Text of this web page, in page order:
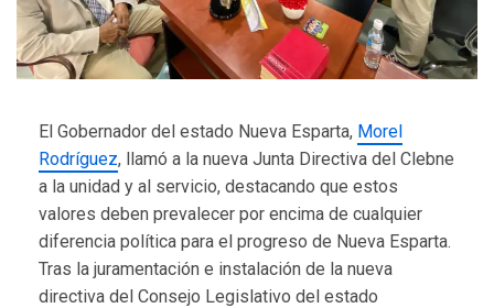
El Gobernador del estado Nueva Esparta, Morel
Rodríguez, llamó a la nueva Junta Directiva del Clebne
a la unidad y al servicio, destacando que estos
valores deben prevalecer por encima de cualquier
diferencia política para el progreso de Nueva Esparta.
Tras la juramentación e instalación de la nueva
directiva del Consejo Legislativo del estado